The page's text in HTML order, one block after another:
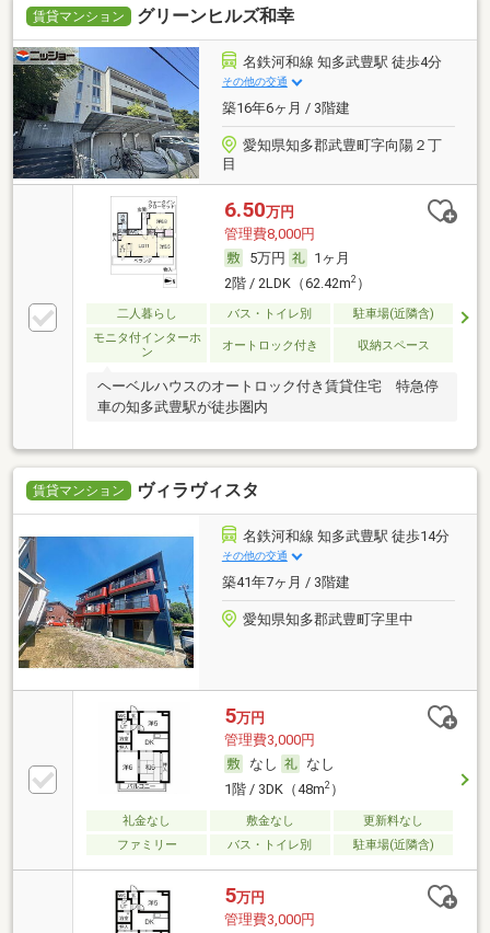
賃貸マンション グリーンヒルズ和幸
名鉄河和線 知多武豊駅 徒歩4分
その他の交通
築16年6ヶ月 / 3階建
愛知県知多郡武豊町字向陽２丁
目
6.50万円
管理費8,000円
5万円
1ヶ月
2階 / 2LDK（62.42m2）
二人暮らし バス・トイレ別
駐車場(近隣含)
モニタ付インターホ
ン
オートロック付き 収納スペース
ヘーベルハウスのオートロック付き賃貸住宅 特急停
車の知多武豊駅が徒歩圏内
賃貸マンション ヴィラヴィスタ
名鉄河和線 知多武豊駅 徒歩14分
その他の交通
築41年7ヶ月 / 3階建
愛知県知多郡武豊町字里中
5万円
管理費3,000円
なし
なし
1階 / 3DK（48m2）
礼金なし 敷金なし
更新料なし
ファミリー
バス・トイレ別 駐車場(近隣含)
5万円
管理費3,000円